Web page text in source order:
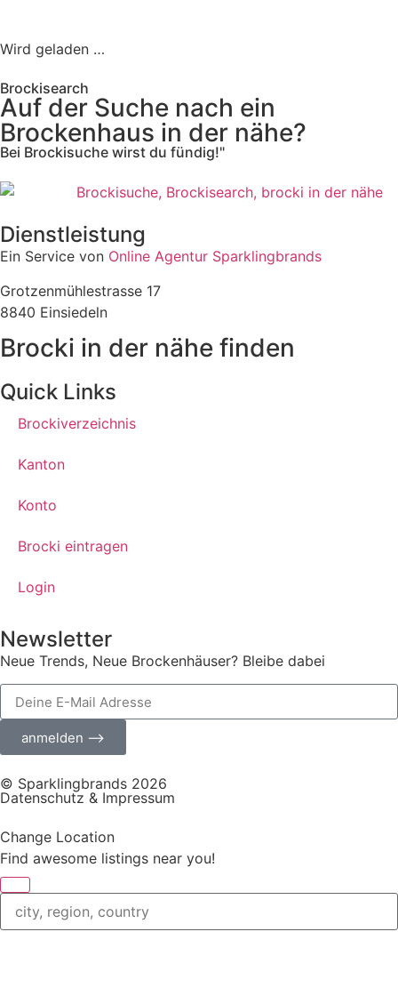
Wird geladen …
Brockisearch
Auf der Suche nach ein
Brockenhaus in der nähe?
Bei Brockisuche wirst du fündig!"
Dienstleistung
Ein Service von Online Agentur Sparklingbrands
Grotzenmühlestrasse 17
8840 Einsiedeln
Brocki in der nähe finden
Quick Links
Brockiverzeichnis
Kanton
Konto
Brocki eintragen
Login
Newsletter
Neue Trends, Neue Brockenhäuser? Bleibe dabei
anmelden ⟶
© Sparklingbrands 2026
Datenschutz & Impressum
Change Location
Find awesome listings near you!
Change Location